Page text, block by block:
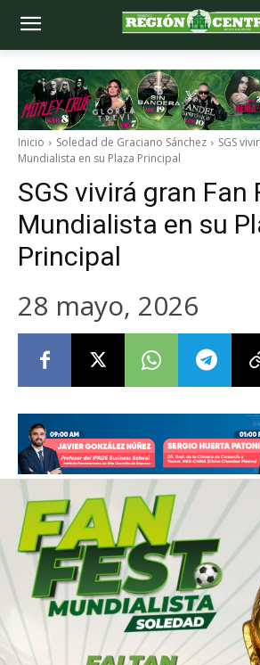
Inicio Soledad de Graciano Sánchez
SGS
Mundialista en su Plaza Principal
SGS vivirá gran Fan
Mundialista en su
Principal
28 mayo, 2026